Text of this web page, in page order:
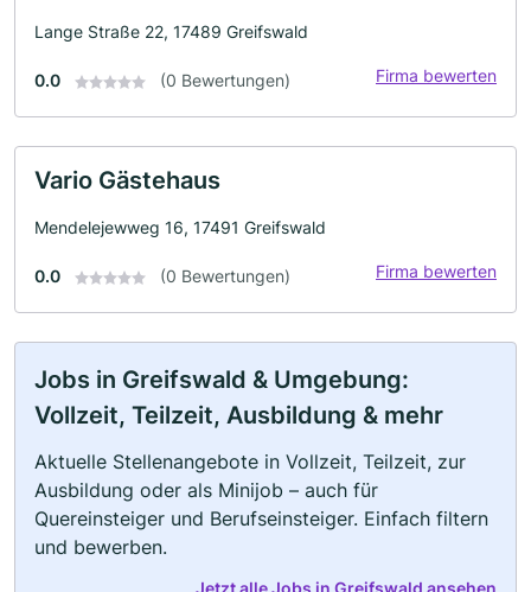
Lange Straße 22, 17489 Greifswald
0.0 (0 Bewertungen) Firma bewerten
Vario Gästehaus
Mendelejewweg 16, 17491 Greifswald
0.0 (0 Bewertungen) Firma bewerten
Jobs in Greifswald & Umgebung:
Vollzeit, Teilzeit, Ausbildung & mehr
Aktuelle Stellenangebote in Vollzeit, Teilzeit, zur
Ausbildung oder als Minijob – auch für
Quereinsteiger und Berufseinsteiger. Einfach filtern
und bewerben.
Jetzt alle Jobs in Greifswald ansehen